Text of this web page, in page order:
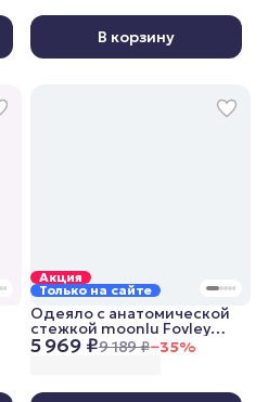
В корзину
Акция
Только на сайте
5 969 ₽9 189 ₽−35%
Одеяло с анатомической
стежкой moonlu Fovley
Lightweight, 172x205 см,
облегченное